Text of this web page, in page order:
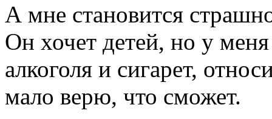
А мне становится
Он хочет детей, но у
алкоголя и сигарет,
мало верю, что сможет.